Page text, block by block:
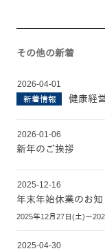
その他の新着
2026-04-01
新着情報 健康経
2026-01-06
新年のご挨拶
2025-12-16
年末年始休業のお知
2025年12月27日(土)～
2025-04-30